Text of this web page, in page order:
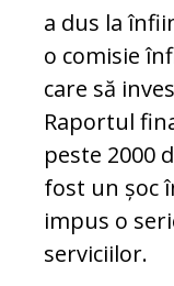
a dus la
o comisie
care să
Raportul
peste 2000
fost un șoc
impus o
serviciilor.